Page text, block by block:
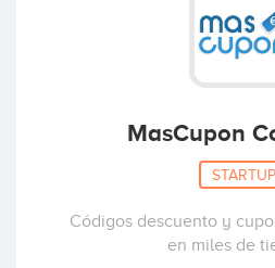
MasCupon
STARTUP
Códigos descuento y
en miles de